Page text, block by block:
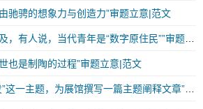
驰骋的想象力与创造力”审题立意|范文
也是制陶的过程”审题立意|范文